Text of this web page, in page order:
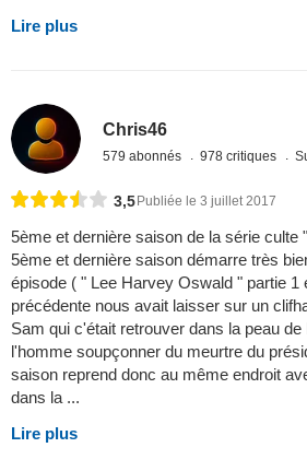
Lire plus
Chris46
579 abonnés 978 critiques
3,5 Publiée le 3 juillet 2017
5ème et dernière saison de la série culte
5ème et dernière saison démarre très
épisode ( " Lee Harvey Oswald " partie 1
précédente nous avait laisser sur un
Sam qui c'était retrouver dans la peau
l'homme soupçonner du meurtre du
saison reprend donc au même endroit
dans la ...
Lire plus